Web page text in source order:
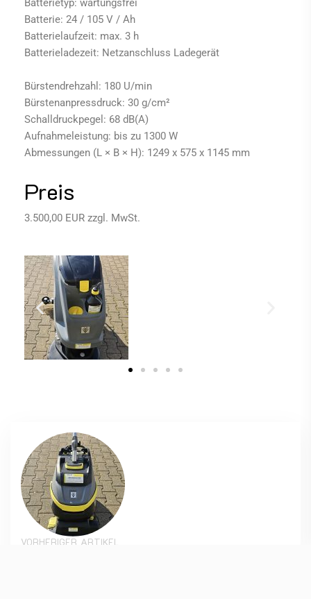
Batterietyp: wartungsfrei
Batterie: 24 / 105 V / Ah
Batterielaufzeit: max. 3 h
Batterieladezeit: Netzanschluss Ladegerät
Bürstendrehzahl: 180 U/min
Bürstenanpressdruck: 30 g/cm²
Schalldruckpegel: 68 dB(A)
Aufnahmeleistung: bis zu 1300 W
Abmessungen (L × B × H): 1249 x 575 x 1145 mm
Preis
3.500,00 EUR zzgl. MwSt.
VORHERIGER ARTIKEL